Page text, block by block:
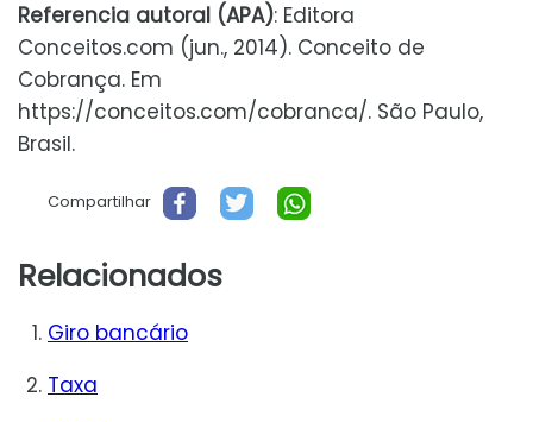
Referencia autoral (APA): Editora
Conceitos.com (jun., 2014). Conceito de
Cobrança. Em
https://conceitos.com/cobranca/. São Paulo,
Brasil.
Compartilhar
Relacionados
Giro bancário
Taxa